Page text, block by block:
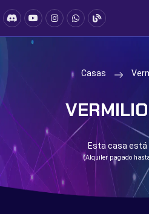
Casas
Esta casa está
(Alquiler pagado